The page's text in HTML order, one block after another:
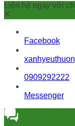
Liên hệ ngay với
Facebook
0909292222
Messenger